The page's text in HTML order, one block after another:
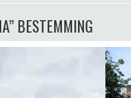
BESTEMMING